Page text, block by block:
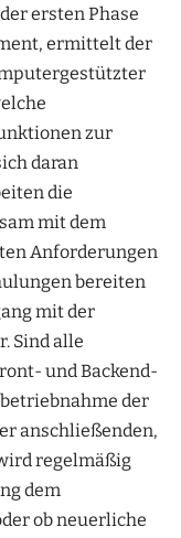
ersten Phase
ermittelt der
zur
daran
die
mit dem
Anforderungen
bereiten
mit der
Sind alle
und Backend-
der
anschließenden,
regelmäßig
dem
ob neuerliche